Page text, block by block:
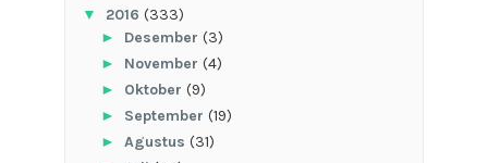
▼ 2016 (333)
► Desember (3)
► November (4)
► Oktober (9)
► September (19)
► Agustus (31)